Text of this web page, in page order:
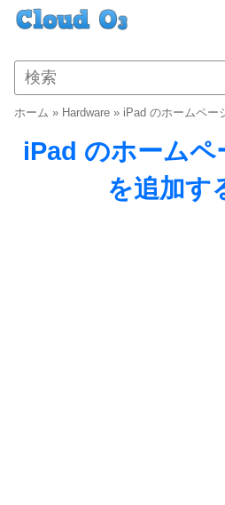
ホーム » Hardware » iPad のホームペー
iPad のホームペ
を追加す